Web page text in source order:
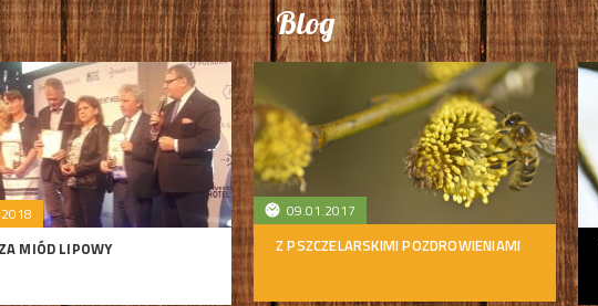
MIÓD LIPOWY
Blog
09.01.2017
Z PSZCZELARSKIMI POZDROWIENIAMI